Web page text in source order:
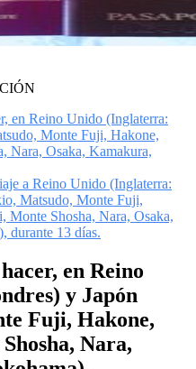
en Reino Unido (Inglaterra:
Monte Fuji, Hakone,
Nara, Osaka, Kamakura,
a Reino Unido (Inglaterra:
Matsudo, Monte Fuji,
Shosha, Nara, Osaka,
durante 13 días.
en Reino
y Japón
Fuji, Hakone,
Nara,